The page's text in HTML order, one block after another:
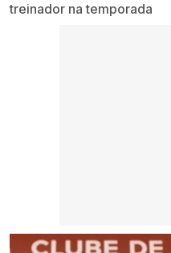
treinador na temporada